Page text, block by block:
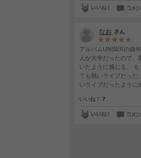
なお さん
アルバムUNSERの曲
人が大半だったので
いたように感じる。 もちろん、定番曲など盛り上がり方が定着している曲ではいつも通りのUVERworldらしさ炸裂でと
ても熱いライブだった
いライブだったように
いいね！ 7